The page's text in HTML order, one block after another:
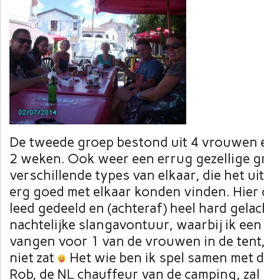
De tweede groep bestond uit 4 vrouwen
2 weken. Ook weer een errug gezellige
verschillende types van elkaar, die het
erg goed met elkaar konden vinden.
leed gedeeld en (achteraf) heel hard
nachtelijke slangavontuur, waarbij ik
vangen voor 1 van de vrouwen in de
niet zat
Het wie ben ik spel samen met
Rob, de NL chauffeur van de camping, zal